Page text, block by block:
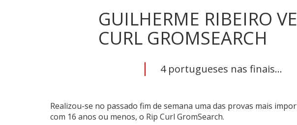
GUILHERME RIBEIRO
CURL GROMSEARCH
4 portugueses nas finais...
Realizou-se no passado fim de semana uma das provas mais
com 16 anos ou menos, o Rip Curl GromSearch.